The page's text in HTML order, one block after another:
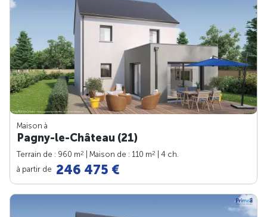
Maison à
Pagny-le-Château (21)
Terrain de : 960 m2 | Maison de : 110 m2
| 4 ch.
à partir de 246 475 €